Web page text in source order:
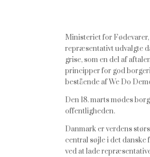
Ministeriet for
repræsentativt udvalgte
grise, som en del af
principper for god
bestående af We Do
Den 18. marts mødes
offentligheden.
Danmark er verdens
central søjle i det
ved at lade